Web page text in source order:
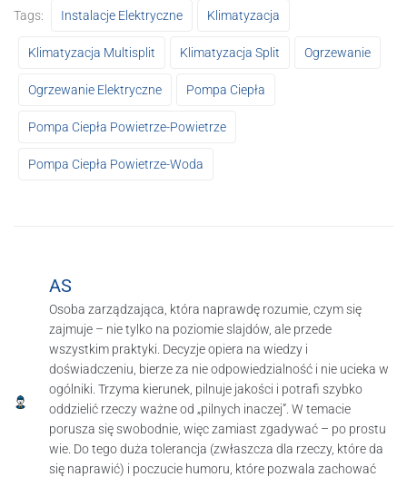
Tags: Instalacje Elektryczne Klimatyzacja
Klimatyzacja Multisplit Klimatyzacja Split Ogrzewanie
Ogrzewanie Elektryczne Pompa Ciepła
Pompa Ciepła Powietrze-Powietrze
Pompa Ciepła Powietrze-Woda
AS
Osoba zarządzająca, która naprawdę rozumie, czym się
zajmuje – nie tylko na poziomie slajdów, ale przede
wszystkim praktyki. Decyzje opiera na wiedzy i
doświadczeniu, bierze za nie odpowiedzialność i nie ucieka w
ogólniki. Trzyma kierunek, pilnuje jakości i potrafi szybko
oddzielić rzeczy ważne od „pilnych inaczej”. W temacie
porusza się swobodnie, więc zamiast zgadywać – po prostu
wie. Do tego duża tolerancja (zwłaszcza dla rzeczy, które da
się naprawić) i poczucie humoru, które pozwala zachować